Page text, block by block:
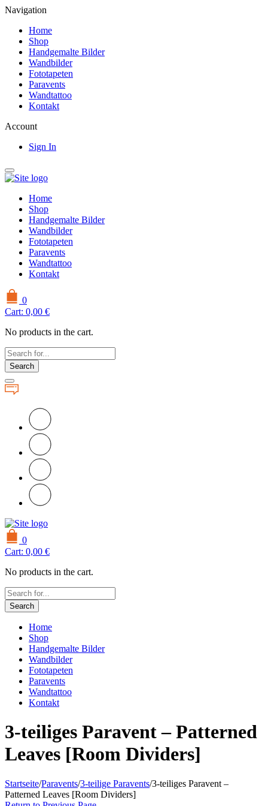
Navigation
Home
Shop
Handgemalte Bilder
Wandbilder
Fototapeten
Paravents
Wandtattoo
Kontakt
Account
Sign In
Home
Shop
Handgemalte Bilder
Wandbilder
Fototapeten
Paravents
Wandtattoo
Kontakt
0
Cart: 0,00 €
No products in the cart.
Search
0
Cart: 0,00 €
No products in the cart.
Search
Home
Shop
Handgemalte Bilder
Wandbilder
Fototapeten
Paravents
Wandtattoo
Kontakt
3-teiliges Paravent – Patterned
Leaves [Room Dividers]
Startseite/Paravents/3-teilige Paravents/3-teiliges Paravent –
Patterned Leaves [Room Dividers]